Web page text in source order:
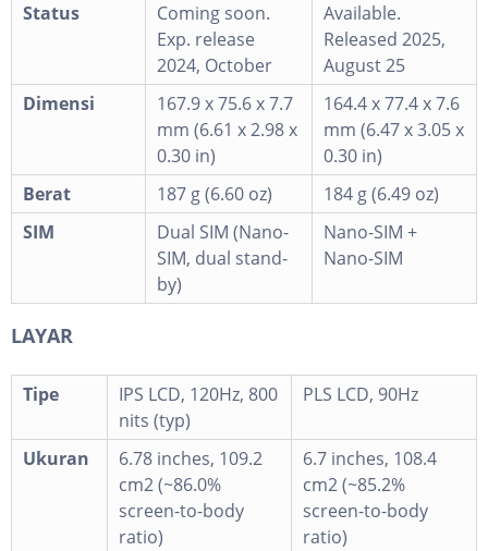
Status
Coming soon.
Exp. release
2024, October
Available.
Released 2025,
August 25
Dimensi
167.9 x 75.6 x 7.7
mm (6.61 x 2.98 x
0.30 in)
164.4 x 77.4 x 7.6
mm (6.47 x 3.05 x
0.30 in)
Berat
187 g (6.60 oz)
184 g (6.49 oz)
SIM
Dual SIM (Nano-
SIM, dual stand-
by)
Nano-SIM +
Nano-SIM
LAYAR
Tipe
IPS LCD, 120Hz, 800
nits (typ)
PLS LCD, 90Hz
Ukuran
6.78 inches, 109.2
cm2 (~86.0%
screen-to-body
ratio)
6.7 inches, 108.4
cm2 (~85.2%
screen-to-body
ratio)